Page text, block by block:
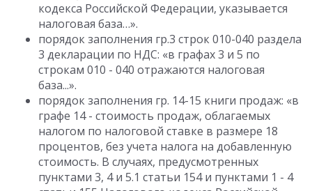
кодекса Российской Федерации, указывается
налоговая база…».
порядок заполнения гр.3 строк 010-040 раздела
3 декларации по НДС: «в графах 3 и 5 по
строкам 010 - 040 отражаются налоговая
база...».
порядок заполнения гр. 14-15 книги продаж: «в
графе 14 - стоимость продаж, облагаемых
налогом по налоговой ставке в размере 18
процентов, без учета налога на добавленную
стоимость. В случаях, предусмотренных
пунктами 3, 4 и 5.1 статьи 154 и пунктами 1 - 4